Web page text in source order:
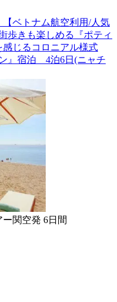
ベトナム航空利用/人気
きも楽しめる『ポティ
じるコロニアル様式
』宿泊 4泊6日(ニャチ
ー関空発 6日間